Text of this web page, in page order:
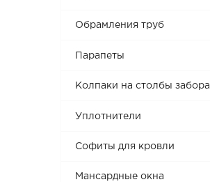
Обрамления труб
Парапеты
Колпаки на столбы забора
Уплотнители
Софиты для кровли
Мансардные окна